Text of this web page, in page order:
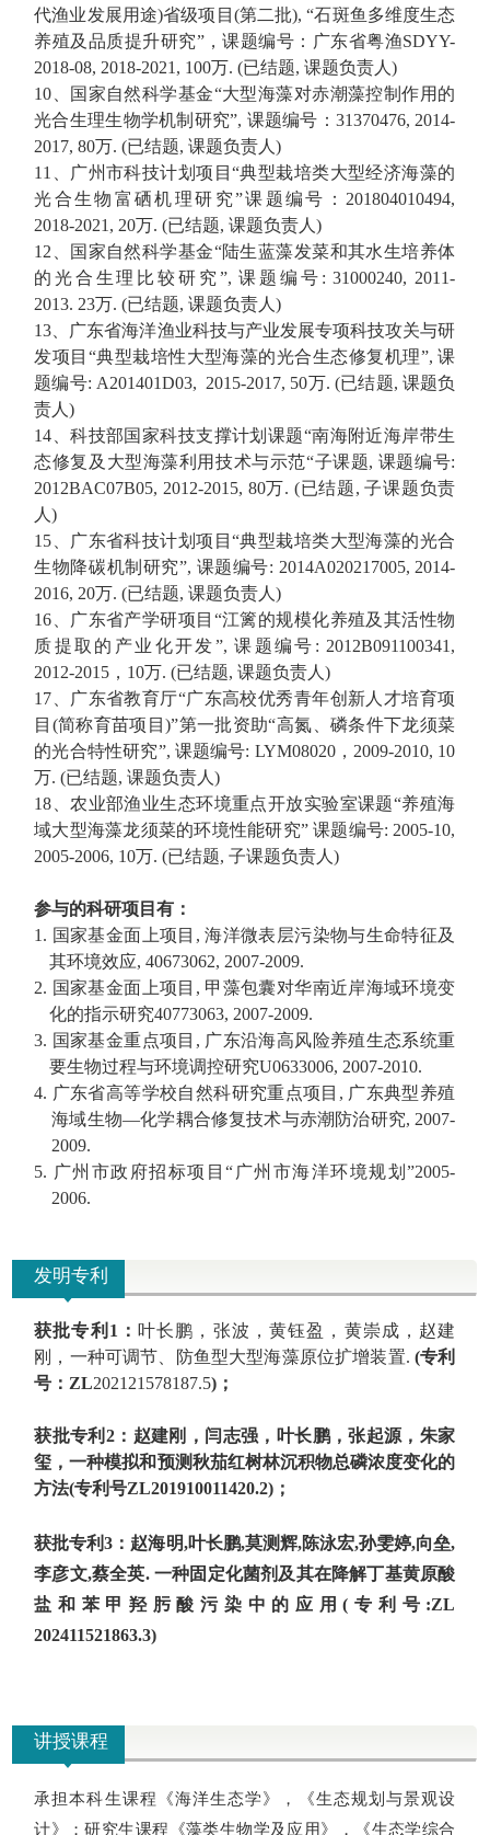
代渔业发展用途)省级项目 (第二批), “石斑鱼多维度生态
养殖及品质提升研究”，课题编号： 广东省粤渔SDYY-
2018-08, 2018-2021, 100万.(已结题,课题负责人)
10、
国家自然科学基金“大型海藻对赤潮藻控制作用的
光合生理生物学机制研究”, 课题编号： 31370476, 2014-
2017, 80万. (已结题,课题负责人)
11、
广州市科技计划项目 “典型栽培类大型经济海藻的
光合生物富硒机理研究”课题编号： 201804010494,
2018-2021 , 20万. (已结题,课题负责人)
12、
国家自然科学基金“陆生蓝藻发菜和其水生培养体
的光合生理比较研究 ”,课题编号 :31000240, 2011-
2013. 23万. (已结题,课题负责人)
13、
广东省海洋渔业科技与产业发展专项科技攻关与研
发项目 “典型栽培性大型海藻的光合生态修复机理”,课
题编号: A201401D03, 2015-2017, 50万.(已结题, 课题负
责人)
14、科技部国家科技支撑计划课题“南海附近海岸带生
态修复及大型海藻利用技术与示范“子课题, 课题编号:
2012BAC07B05, 2012-2015, 80万. (已结题,子课题负责
人)
15、
广东省科技计划项目 “典型栽培类大型海藻的光合
生物降碳机制研究”, 课题编号: 2014A020217005, 2014-
2016, 20万. (已结题,课题负责人)
16、
广东省产学研项目 “江篱的规模化养殖及其活性物
质提取的产业化开发”,课题编号 : 2012B091100341,
2012-2015 ， 10万.(已结题,课题负责人)
17、
广东省教育厅“广东高校优秀青年创新人才培育项
目 (简称育苗项目)”第一批资助“高氮、磷条件下龙须菜
的光合特性研究”, 课题编号: LYM08020， 2009-2010, 10
万.(已结题,课题负责人)
18、农业部渔业生态环境重点开放实验室课题“养殖海
域大型海藻龙须菜的环境性能研究”课题编号: 2005-10,
2005-2006, 10万.(已结题,子课题负责人)
参与的科研项目有：
1. 国家基金面上项目 ,海洋微表层污染物与生命特征及
其环境效应, 40673062, 2007-2009.
2. 国家基金面上项目 , 甲藻包囊对华南近岸海域环境变
化的指示研究40773063, 2007-2009.
3. 国家基金重点项目 , 广东沿海高风险养殖生态系统重
要生物过程与环境调控研究U0633006, 2007-2010.
4. 广东省高等学校自然科研究重点项目 , 广东典型养殖
海域生物—化学耦合修复技术与赤潮防治研究, 2007-
2009.
5. 广州市政府招标项目“ 广州市海洋环境规划”2005-
2006.
发明专利
获批专利 1 ： 叶长鹏，张波，黄钰盈，黄崇成，赵建
刚， 一种可调节、防鱼型大型海藻原位扩增装置. (专利
号： ZL202121578187.5)；
获批专利 2： 赵建刚，闫志强，叶长鹏，张起源，朱家
玺，一种模拟和预测秋茄红树林沉积物总磷浓度变化的
方法(专利号ZL201910011420.2) ；
获批专利3 ： 赵海明,叶长鹏,莫测辉,陈泳宏,孙雯婷,向垒,
李彦文,蔡全英. 一种固定化菌剂及其在降解丁基黄原酸
盐和苯甲羟肟酸污染中的应用( 专利 号 :ZL
202411521863.3)
讲授课程
承担本科生课程《海洋生态学》，《生态规划与景观设
计》；研究生课程《藻类生物学及应用》，《生态学综合